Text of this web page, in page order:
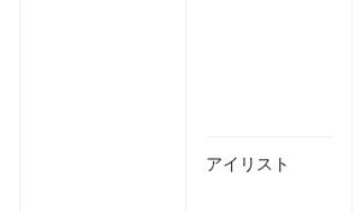
アイリスト